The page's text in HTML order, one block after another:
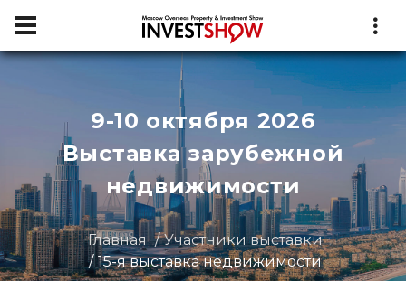
9-10 октября 2026
Выставка зарубежной
недвижимости
Главная
Участники выставки
15-я выставка недвижимости